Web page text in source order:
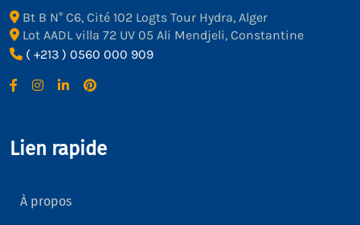
Bt B N° C6, Cité 102 Logts Tour Hydra, Alger
Lot AADL villa 72 UV 05 Ali Mendjeli, Constantine
( +213 ) 0560 000 909
Lien rapide
À propos